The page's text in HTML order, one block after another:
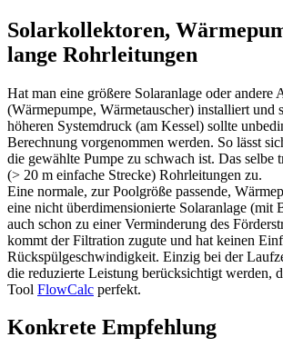
Solarkollektoren,
lange Rohrleitungen
Hat man eine größere Solaranlage oder andere
(Wärmepumpe, Wärmetauscher) installiert und
höheren Systemdruck (am Kessel) sollte
Berechnung vorgenommen werden. So lässt
die gewählte Pumpe zu schwach ist. Das selbe
(> 20 m einfache Strecke) Rohrleitungen zu.
Eine normale, zur Poolgröße passende,
eine nicht überdimensionierte Solaranlage (mit
auch schon zu einer Verminderung des
kommt der Filtration zugute und hat keinen
Rückspülgeschwindigkeit. Einzig bei der
die reduzierte Leistung berücksichtigt werden,
Tool FlowCalc perfekt.
Konkrete Empfehlung